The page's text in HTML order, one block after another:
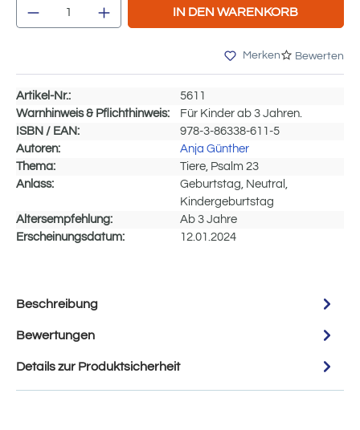
Produkt Anzahl: Gib den gewünschten
IN DEN WARENKORB
Merken Bewerten
Artikel-Nr.:
5611
Warnhinweis & Pflichthinweis:
Für Kinder ab 3 Jahren.
ISBN / EAN:
978-3-86338-611-5
Autoren:
Anja Günther
Thema:
Tiere, Psalm 23
Anlass:
Geburtstag, Neutral,
Kindergeburtstag
Altersempfehlung:
Ab 3 Jahre
Erscheinungsdatum:
12.01.2024
Beschreibung
Bewertungen
Details zur Produktsicherheit